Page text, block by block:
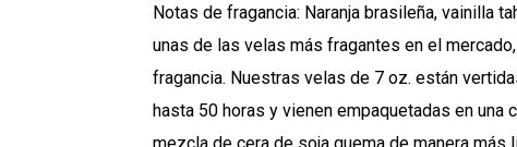
Notas de fragancia: Naranja brasileña, vainilla
unas de las velas más fragantes en el
fragancia. Nuestras velas de 7 oz. están
hasta 50 horas y vienen empaquetadas en una